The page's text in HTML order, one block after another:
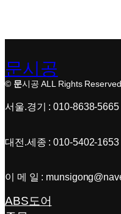
문시공
© 문시공 ALL Rights Reserved.
서울.경기 : 010-8638-5665
대전.세종 : 010-5402-1653
이 메 일 :
ABS도어